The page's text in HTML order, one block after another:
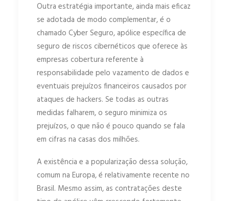
Outra estratégia importante, ainda mais eficaz
se adotada de modo complementar, é o
chamado Cyber Seguro, apólice específica de
seguro de riscos cibernéticos que oferece às
empresas cobertura referente à
responsabilidade pelo vazamento de dados e
eventuais prejuízos financeiros causados por
ataques de hackers. Se todas as outras
medidas falharem, o seguro minimiza os
prejuízos, o que não é pouco quando se fala
em cifras na casas dos milhões.
A existência e a popularização dessa solução,
comum na Europa, é relativamente recente no
Brasil. Mesmo assim, as contratações deste